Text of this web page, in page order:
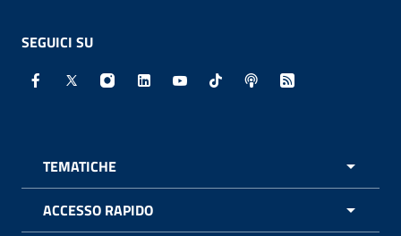
SEGUICI SU
Facebook - Sito esterno - Apertura in nuova finestra
X - Sito esterno - Apertura in nuova finestra
Instagram - Sito esterno - Apertura in
Linkedin - Sito esterno - Apertura in
Youtube - Sito esterno -
TikTok - Sito esterno -
Spreaker - Sito
Feed RSS -
TEMATICHE
ACCESSO RAPIDO